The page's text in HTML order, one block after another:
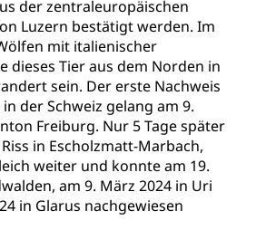
der zentraleuropäischen
Luzern bestätigt werden. Im
mit italienischer
dieses Tier aus dem Norden in
sein. Der erste Nachweis
der Schweiz gelang am 9.
Freiburg. Nur 5 Tage später
in Escholzmatt-Marbach,
weiter und konnte am 19.
am 9. März 2024 in Uri
in Glarus nachgewiesen